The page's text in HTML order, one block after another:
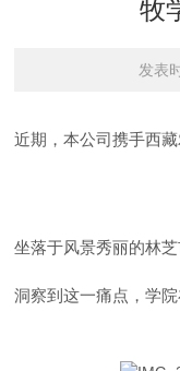
牧
发表
近期，本公司携手西
坐落于风景秀丽的林
洞察到这一痛点，学